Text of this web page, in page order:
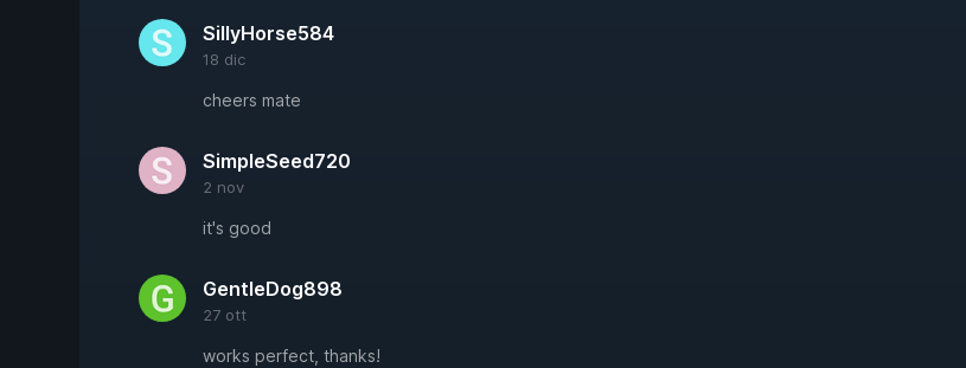
SillyHorse584
18 dic
cheers mate
SimpleSeed720
2 nov
it's good
GentleDog898
27 ott
works perfect, thanks!